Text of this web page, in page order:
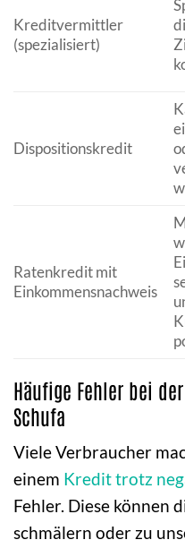
Kreditvermittler
(spezialisiert)
Dispositionskredit
Ratenkredit mit
Einkommensnachweis
Häufige Fehler bei
Schufa
Viele Verbraucher
einem Kredit trotz
Fehler. Diese können
schmälern oder zu